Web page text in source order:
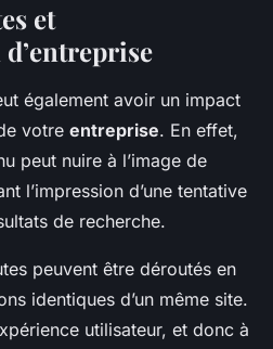
et
également avoir un impact
votre entreprise. En effet,
peut nuire à l’image de
l’impression d’une tentative
de recherche.
peuvent être déroutés en
identiques d’un même site.
utilisateur, et donc à